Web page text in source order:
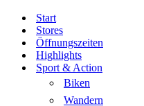
Start
Stores
Öffnungszeiten
Highlights
Sport & Action
Biken
Wandern